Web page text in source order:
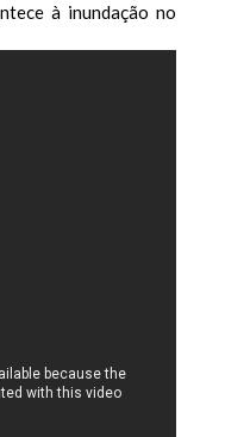
à inundação no